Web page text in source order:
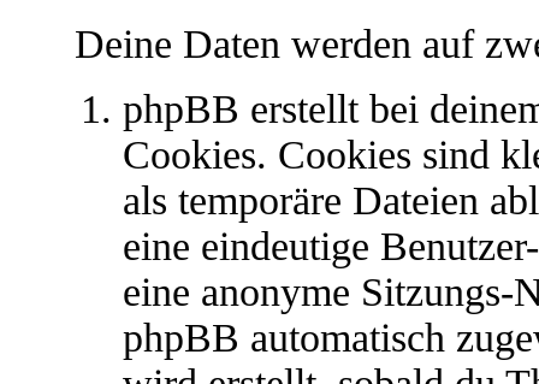
Deine Daten werden auf
phpBB erstellt bei
Cookies. Cookies sind
als temporäre Dateien
eine eindeutige
eine anonyme
phpBB automatisch